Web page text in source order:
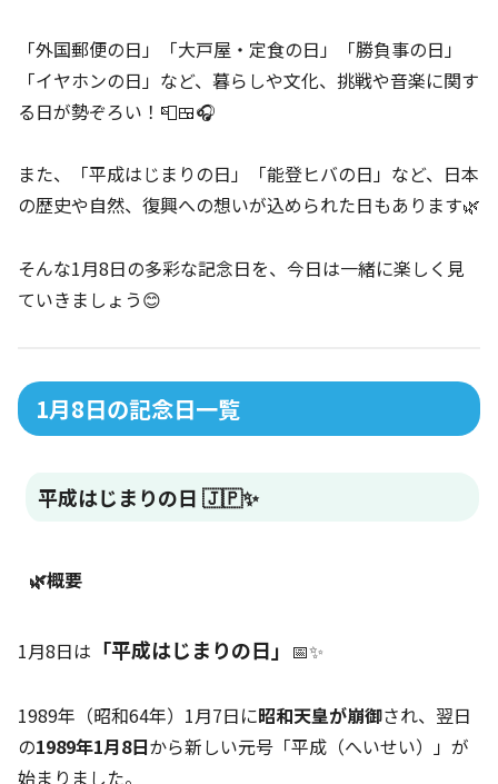
「外国郵便の日」「大戸屋・定食の日」「勝負事の日」
「イヤホンの日」など、暮らしや文化、挑戦や音楽に関す
る日が勢ぞろい！📮🍱🎧
また、「平成はじまりの日」「能登ヒバの日」など、日本
の歴史や自然、復興への想いが込められた日もあります🌿
そんな1月8日の多彩な記念日を、今日は一緒に楽しく見
ていきましょう😊
1月8日の記念日一覧
平成はじまりの日 🇯🇵✨
🌿概要
1月8日は 「平成はじまりの日」 📅✨
1989年（昭和64年）1月7日に昭和天皇が崩御され、翌日
の1989年1月8日から新しい元号「平成（へいせい）」が
始まりました。